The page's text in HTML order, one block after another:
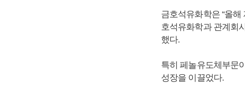
금호석유화학은 “올
호석유화학과 관계회
했다.
특히 페놀유도체부문
성장을 이끌었다.